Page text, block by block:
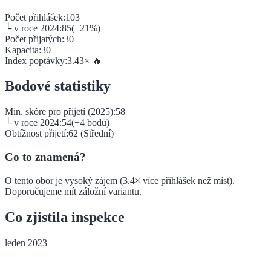
Počet přihlášek:103
└ v roce 2024:85(+21%)
Počet přijatých:30
Kapacita:30
Index poptávky:3.43× 🔥
Bodové statistiky
Min. skóre pro přijetí (2025):58
└ v roce 2024:54(+4 bodů)
Obtížnost přijetí:62 (Střední)
Co to znamená?
O tento obor je vysoký zájem (3.4× více přihlášek než míst).
Doporučujeme mít záložní variantu.
Co zjistila inspekce
leden 2023